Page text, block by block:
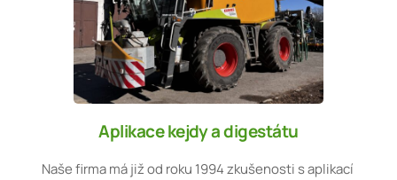
Aplikace kejdy a digestátu
Naše firma má již od roku 1994 zkušenosti s aplikací